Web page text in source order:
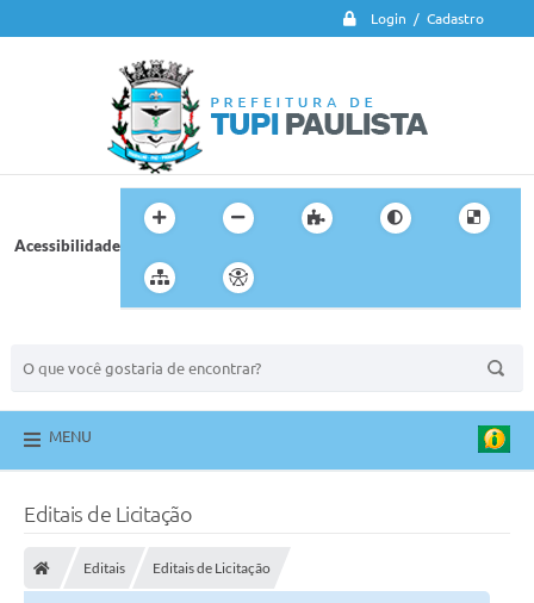
Login / Cadastro
Acessibilidade
MENU
Editais de Licitação
Editais Editais de Licitação